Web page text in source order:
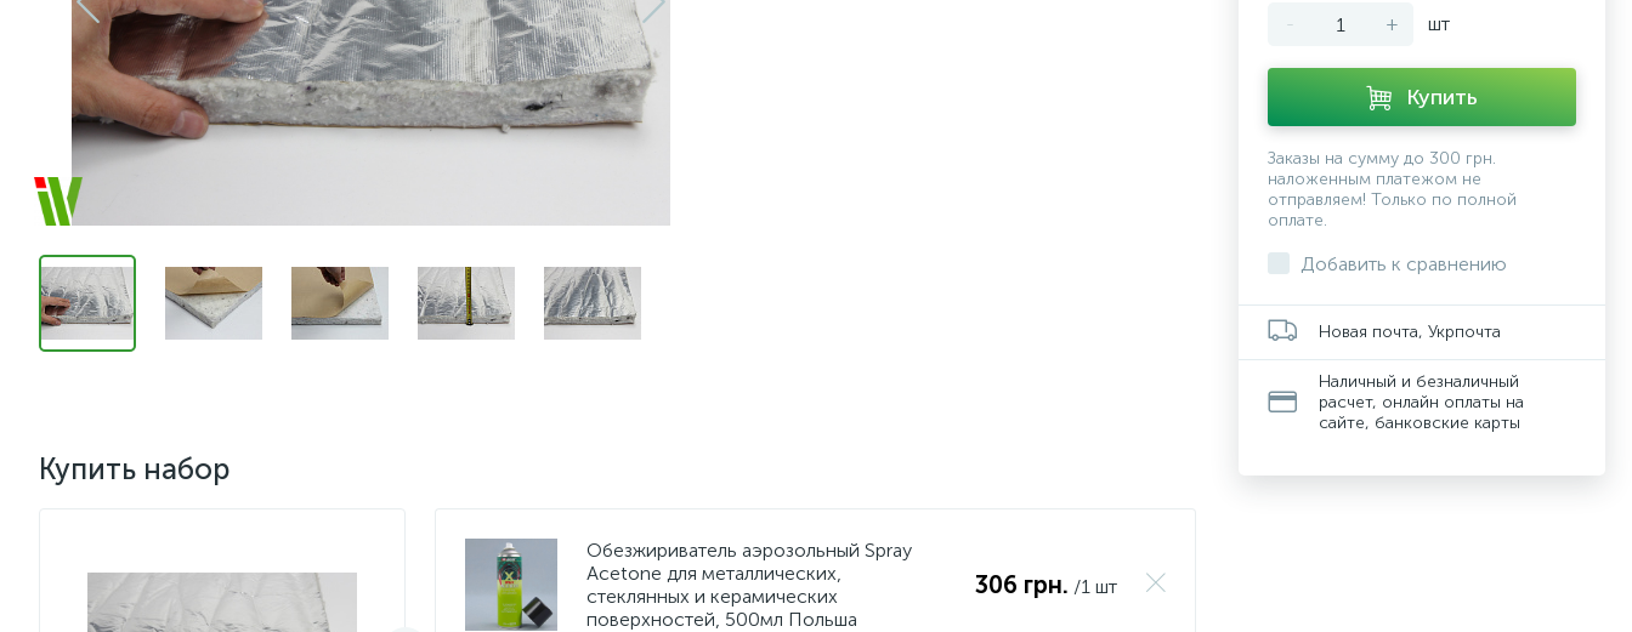
Купить набор
Обезжириватель аэрозольный Spray
Acetone для металлических,
стеклянных и керамических
поверхностей, 500мл Польша
306 грн. /1 шт
- + шт
Купить
Заказы на сумму до 300 грн.
наложенным платежом не
отправляем! Только по полной
оплате.
Добавить к сравнению
Новая почта, Укрпочта
Наличный и безналичный
расчет, онлайн оплаты на
сайте, банковские карты